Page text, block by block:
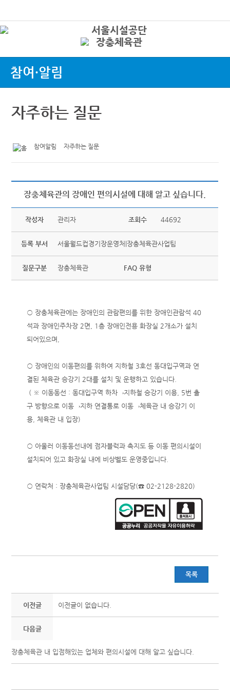
참여·알림
자주하는 질문
참여알림 자주하는 질문
장충체육관의 장애인 편의시설에 대해 알고 싶습니다.
작성자 관리자 조회수 44692
등록 부서 서울월드컵경기장운영처|장충체육관사업팀
질문구분 장충체육관 FAQ 유형
○ 장충체육관에는 장애인의 관람편의를 위한 장애인관람석 40
석과 장애인주차장 2면, 1층 장애인전용 화장실 2개소가 설치
되어있으며,
○ 장애인의 이동편의를 위하여 지하철 3호선 동대입구역과 연
결된 체육관 승강기 2대를 설치 및 운행하고 있습니다.
( ※ 이동동선 : 동대입구역 하차→지하철 승강기 이용, 5번 출
구 방향으로 이동→지하 연결통로 이동→체육관 내 승강기 이
용, 체육관 내 입장)
○ 아울러 이동동선내에 점자블럭과 촉지도 등 이동 편의시설이
설치되어 있고 화장실 내에 비상벨도 운영중입니다.
○ 연락처 : 장충체육관사업팀 시설담당(☎ 02-2128-2820)
목록
이전글 이전글이 없습니다.
다음글
장충체육관 내 입점해있는 업체와 편의시설에 대해 알고 싶습니다.